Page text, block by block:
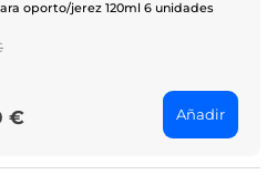
oporto/jerez 120ml 6 unidades
€ Añadir